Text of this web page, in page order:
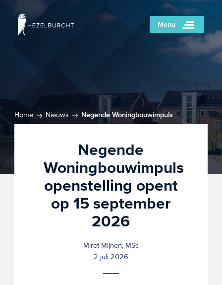
Menu
Home Nieuws
Negende Woningbouwimpuls
Negende
Woningbouwimpuls
openstelling opent
op 15 september
2026
Miret Mijnen, MSc
2 juli 2026